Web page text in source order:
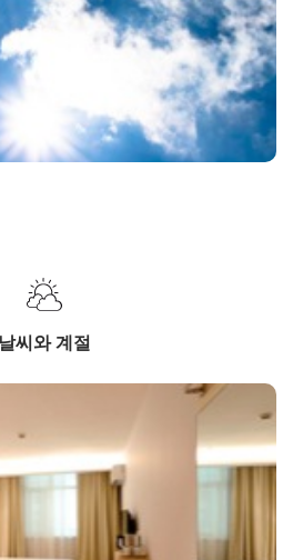
날씨와 계절